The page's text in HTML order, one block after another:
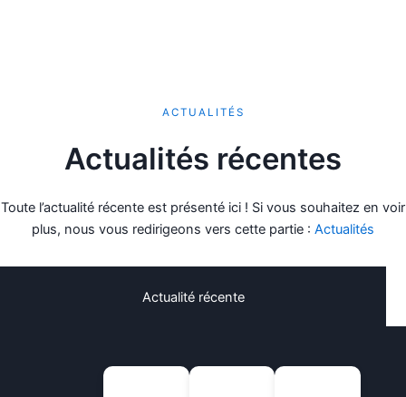
ACTUALITÉS
Actualités récentes
Toute l’actualité récente est présenté ici ! Si vous souhaitez en voir
plus, nous vous redirigeons vers cette partie : Actualités
Actualité récente